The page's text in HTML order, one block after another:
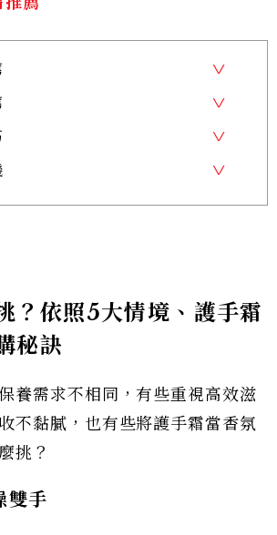
？依照5大情境、護手霜
秘訣
養需求不相同，有些重視高效滋
不黏膩，也有些將護手霜當香氛
挑？
雙手